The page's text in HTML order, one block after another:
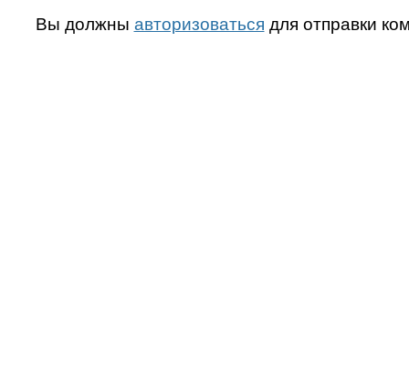
Вы должны авторизоваться для отправки